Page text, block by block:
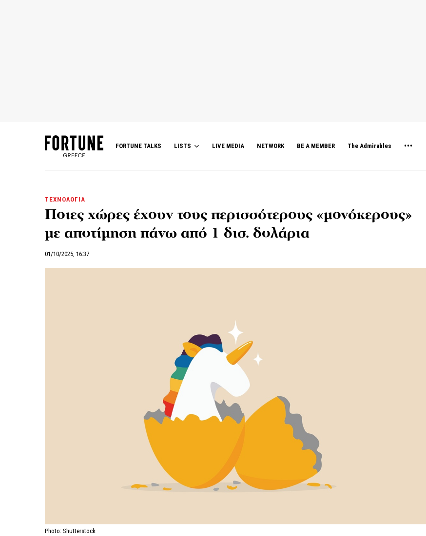
FORTUNE TALKS LISTS LIVE MEDIA NETWORK BE A MEMBER The Admirables
ΤΕΧΝΟΛΟΓΙΑ
Ποιες χώρες έχουν τους περισσότερους «μονόκερους»
με αποτίμηση πάνω από 1 δισ. δολάρια
01/10/2025, 16:37
Photo: Shutterstock